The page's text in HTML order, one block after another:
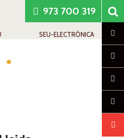
SEU-ELECTRÒNICA
973 700 319